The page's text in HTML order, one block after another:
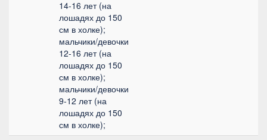
14-16 лет (на
лошадях до 150
см в холке);
мальчики/девочки
12-16 лет (на
лошадях до 150
см в холке);
мальчики/девочки
9-12 лет (на
лошадях до 150
см в холке);